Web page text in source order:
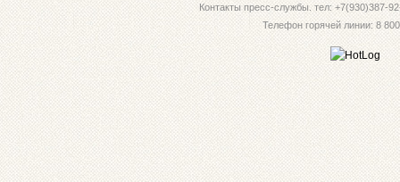
Контакты пресс-службы. тел: +7(930)387-
Телефон горячей линии: 8